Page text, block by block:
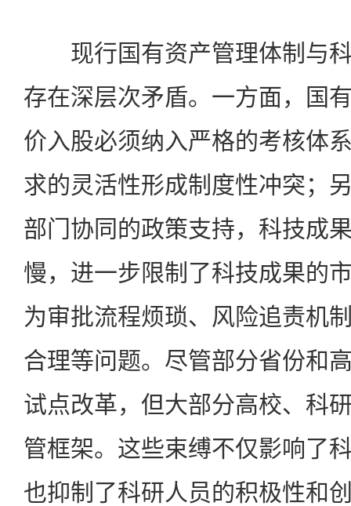
现行国有资产管理体制与科
存在深层次矛盾。一方面，国
价入股必须纳入严格的考核体
求的灵活性形成制度性冲突；
部门协同的政策支持，科技成
慢，进一步限制了科技成果的
为审批流程烦琐、风险追责机
合理等问题。尽管部分省份和
试点改革，但大部分高校、科
管框架。这些束缚不仅影响了
也抑制了科研人员的积极性和